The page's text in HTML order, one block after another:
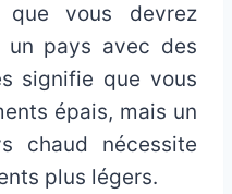
vous devrez
un pays avec des
signifie que vous
épais, mais un
chaud nécessite
plus légers.